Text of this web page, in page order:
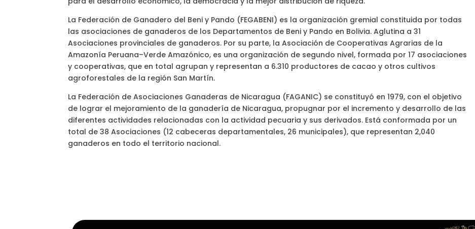
La Federación de Ganadero del Beni y Pando (FEGABENI) es la organización gremial constituida por todas
las asociaciones de ganaderos de los Departamentos de Beni y Pando en Bolivia. Aglutina a 31
Asociaciones provinciales de ganaderos. Por su parte, la Asociación de Cooperativas Agrarias de la
Amazonía Peruana–Verde Amazónico, es una organización de segundo nivel, formada por 17 asociaciones
y cooperativas, que en total agrupan y representan a 6.310 productores de cacao y otros cultivos
agroforestales de la región San Martín.
La Federación de Asociaciones Ganaderas de Nicaragua (FAGANIC) se constituyó en 1979, con el objetivo
de lograr el mejoramiento de la ganadería de Nicaragua, propugnar por el incremento y desarrollo de las
diferentes actividades relacionadas con la actividad pecuaria y sus derivados. Está conformada por un
total de 38 Asociaciones (12 cabeceras departamentales, 26 municipales), que representan 2,040
ganaderos en todo el territorio nacional.